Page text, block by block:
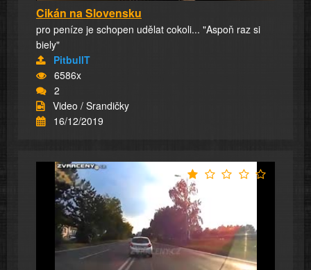
Cikán na Slovensku
pro peníze je schopen udělat cokoli... "Aspoň raz si
biely"
PitbullT
6586x
2
Video / Srandičky
16/12/2019